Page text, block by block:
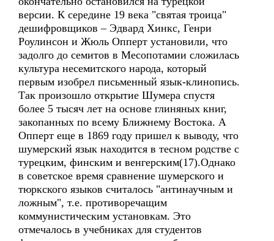
версии. К середине 19 века "святая троица"
дешифровщиков – Эдвард Хинкс, Генри
Роулинсон и Жюль Опперт установили, что
задолго до семитов в Месопотамии сложилась
культура несемитского народа, который
первым изобрел письменный язык-клинопись.
Так произошло открытие Шумера спустя
более 5 тысяч лет на основе глиняных книг,
закопанных по всему Ближнему Востока. А
Опперт еще в 1869 году пришел к выводу, что
шумерский язык находится в тесном родстве с
турецким, финским и венгерским(17).Однако
в советское время сравнение шумерского и
тюркского языков считалось "антинаучным и
ложным", т.е. противоречащим
коммунистическим установкам. Это
отмечалось в учебниках для студентов